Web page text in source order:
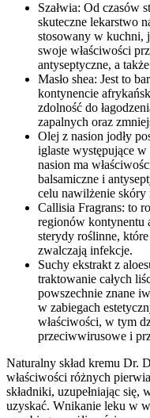
Szałwia: Od czasów
skuteczne lekarstwo
stosowany w kuchni,
swoje właściwości
antyseptyczne, a
Masło shea: Jest to
kontynencie
zdolność do
zapalnych oraz
Olej z nasion jodły
iglaste występujące
nasion ma
balsamiczne i
celu nawilżenie
Callisia Fragrans: to
regionów kontynentu
sterydy roślinne,
zwalczają infekcje.
Suchy ekstrakt z
traktowanie całych
powszechnie znane
w zabiegach
właściwości, w tym
przeciwwirusowe i
Naturalny skład kremu Dr.
właściwości różnych
składniki, uzupełniając się,
uzyskać. Wnikanie leku w